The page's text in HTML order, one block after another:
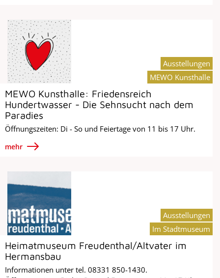
MEWO Kunsthalle: Friedensreich
Hundertwasser - Die Sehnsucht nach dem
Paradies
Öffnungszeiten: Di - So und Feiertage von 11 bis 17 Uhr.
mehr
Ausstellungen
MEWO Kunsthalle
Heimatmuseum Freudenthal/Altvater im
Hermansbau
Informationen unter tel. 08331 850-1430.
Ausstellungen
Im Stadtmuseum